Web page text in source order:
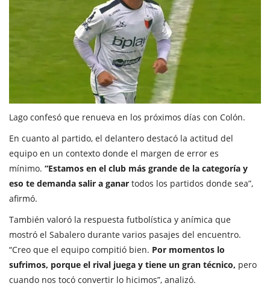
Lago confesó que renueva en los próximos días con Colón.
En cuanto al partido, el delantero destacó la actitud del
equipo en un contexto donde el margen de error es
mínimo. “Estamos en el club más grande de la categoría y
eso te demanda salir a ganar todos los partidos donde sea”,
afirmó.
También valoró la respuesta futbolística y anímica que
mostró el Sabalero durante varios pasajes del encuentro.
“Creo que el equipo compitió bien. Por momentos lo
sufrimos, porque el rival juega y tiene un gran técnico, pero
cuando nos tocó convertir lo hicimos”, analizó.